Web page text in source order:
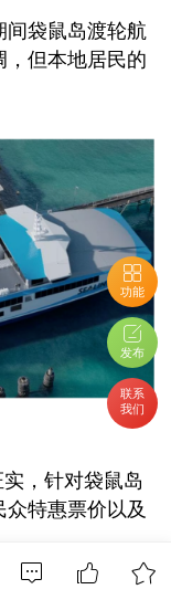
功能
发布
联系
我们
间袋鼠岛渡轮航
，但本地居民的
实，针对袋鼠岛
特惠票价以及